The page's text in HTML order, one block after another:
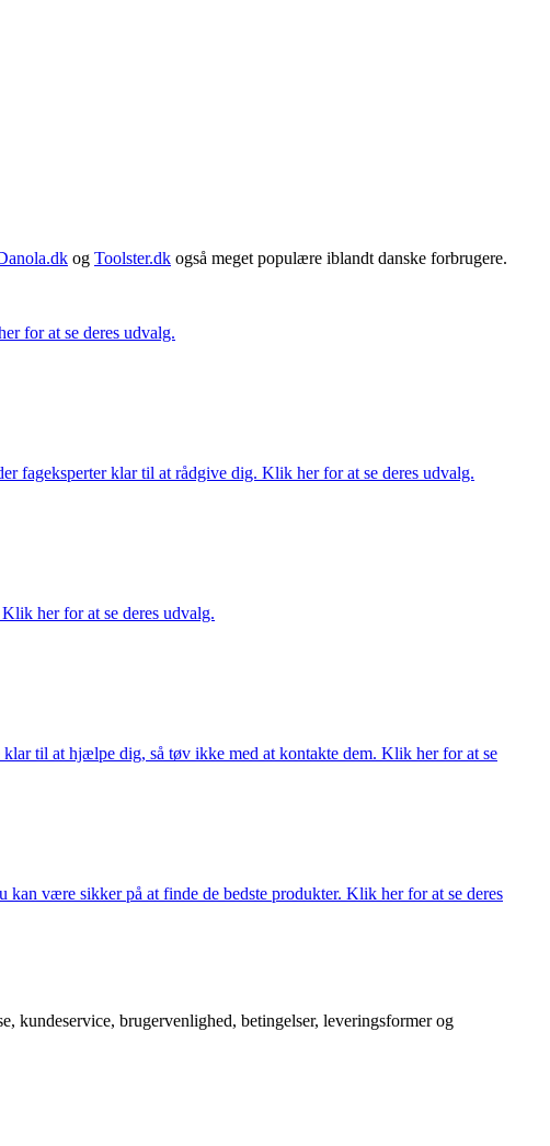
og Toolster.dk også meget populære iblandt danske forbrugere.
for at se deres udvalg.
fageksperter klar til at rådgive dig. Klik her for at se deres udvalg.
her for at se deres udvalg.
til at hjælpe dig, så tøv ikke med at kontakte dem. Klik her for at se
være sikker på at finde de bedste produkter. Klik her for at se deres
kundeservice, brugervenlighed, betingelser, leveringsformer og